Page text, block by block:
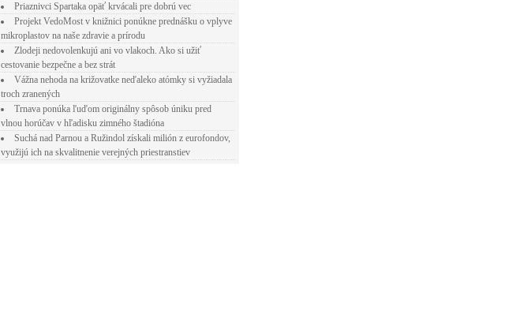
Priaznivci Spartaka opäť krvácali pre dobrú vec
Projekt VedoMost v knižnici ponúkne prednášku o vplyve
mikroplastov na naše zdravie a prírodu
Zlodeji nedovolenkujú ani vo vlakoch. Ako si užiť
cestovanie bezpečne a bez strát
Vážna nehoda na križovatke neďaleko atómky si vyžiadala
troch zranených
Trnava ponúka ľuďom originálny spôsob úniku pred
vlnou horúčav v hľadisku zimného štadióna
Suchá nad Parnou a Ružindol získali milión z eurofondov,
využijú ich na skvalitnenie verejných priestranstiev